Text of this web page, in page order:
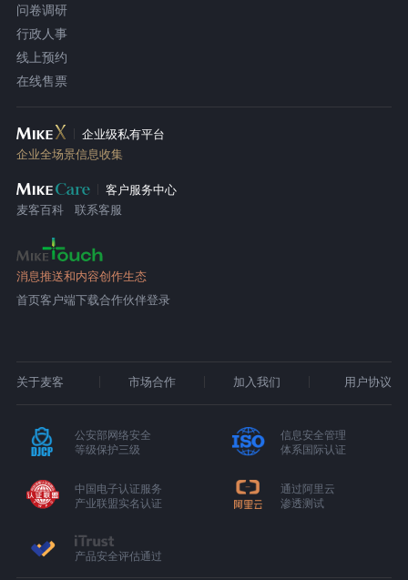
问卷调研
行政人事
线上预约
在线售票
企业级私有平台
企业全场景信息收集
客户服务中心
麦客百科
联系客服
消息推送和内容创作生态
首页客户端下载合作伙伴登录
关于麦客 市场合作 加入我们 用户协议
公安部网络安全
等级保护三级
信息安全管理
体系国际认证
中国电子认证服务
产业联盟实名认证
通过阿里云
渗透测试
产品安全评估通过